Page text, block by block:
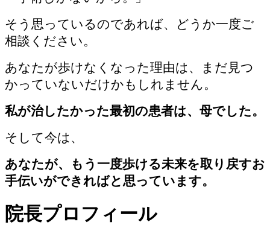
そう思っているのであれば、どうか一度ご
相談ください。
あなたが歩けなくなった理由は、まだ見つ
かっていないだけかもしれません。
私が治したかった最初の患者は、母でした。
そして今は、
あなたが、もう一度歩ける未来を取り戻すお
手伝いができればと思っています。
院長プロフィール